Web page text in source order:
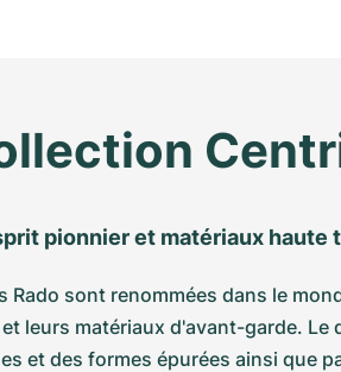
pionnier et matériaux haute
Rado sont renommées dans le
leurs matériaux d'avant-garde. Le
et des formes épurées ainsi que